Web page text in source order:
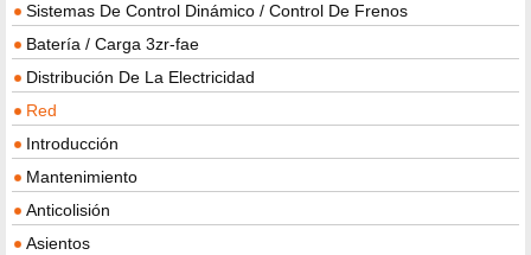
Sistemas De Control Dinámico / Control De Frenos
Batería / Carga 3zr-fae
Distribución De La Electricidad
Red
Introducción
Mantenimiento
Anticolisión
Asientos